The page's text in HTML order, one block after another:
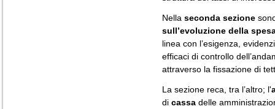
Nella seconda sezione
sull’evoluzione della
linea con l’esigenza,
efficaci di controllo
attraverso la fissazione di
La sezione reca, tra l’altro; l'
di cassa delle